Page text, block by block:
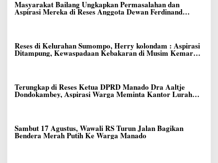
Masyarakat Bailang Ungkapkan Permasalahan dan
Aspirasi Mereka di Reses Anggota Dewan Ferdinand
Dumais
Reses di Kelurahan Sumompo, Herry kolondam : Aspirasi
Ditampung, Kewaspadaan Kebakaran di Musim Kemarau
Ditingkatkan
Terungkap di Reses Ketua DPRD Manado Dra Aaltje
Dondokambey, Aspirasi Warga Meminta Kantor Lurah
Banjer Dipindahkan ke Kantor DLH Manado
Sambut 17 Agustus, Wawali RS Turun Jalan Bagikan
Bendera Merah Putih Ke Warga Manado